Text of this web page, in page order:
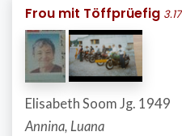
Frou mit Töffprüefig 3.17
Elisabeth Soom Jg. 1949
Annina, Luana